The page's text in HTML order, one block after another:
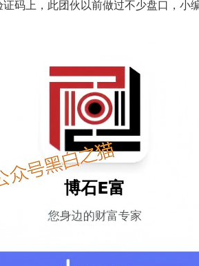
证码上，此团伙以前做过不少盘口，小